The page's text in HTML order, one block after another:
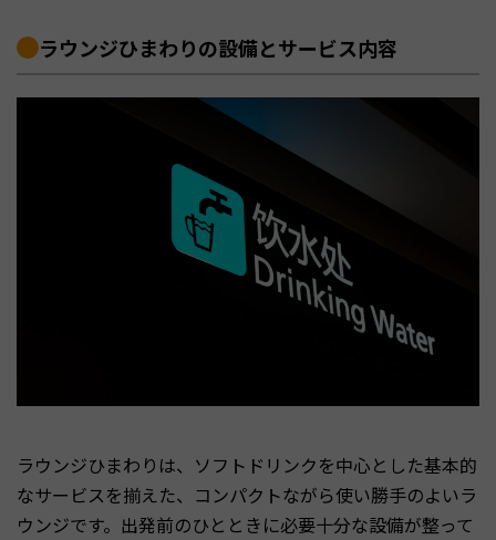
ラウンジひまわりの設備とサービス内容
ラウンジひまわりは、ソフトドリンクを中心とした基本的
なサービスを揃えた、コンパクトながら使い勝手のよいラ
ウンジです。出発前のひとときに必要十分な設備が整って